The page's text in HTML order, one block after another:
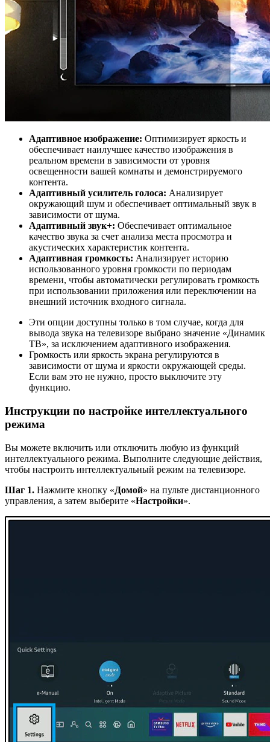
Адаптивное изображение: Оптимизирует яркость и
обеспечивает наилучшее качество изображения в
реальном времени в зависимости от уровня
освещенности вашей комнаты и демонстрируемого
контента.
Адаптивный усилитель голоса: Анализирует
окружающий шум и обеспечивает оптимальный звук в
зависимости от шума.
Адаптивный звук+: Обеспечивает оптимальное
качество звука за счет анализа места просмотра и
акустических характеристик контента.
Адаптивная громкость: Анализирует историю
использованного уровня громкости по периодам
времени, чтобы автоматически регулировать громкость
при использовании приложения или переключении на
внешний источник входного сигнала.
Эти опции доступны только в том случае, когда для
вывода звука на телевизоре выбрано значение «Динамик
ТВ», за исключением адаптивного изображения.
Громкость или яркость экрана регулируются в
зависимости от шума и яркости окружающей среды.
Если вам это не нужно, просто выключите эту
функцию.
Инструкции по настройке интеллектуального
режима
Вы можете включить или отключить любую из функций
интеллектуального режима. Выполните следующие действия,
чтобы настроить интеллектуальный режим на телевизоре.
Шаг 1. Нажмите кнопку «Домой» на пульте дистанционного
управления, а затем выберите «Настройки».